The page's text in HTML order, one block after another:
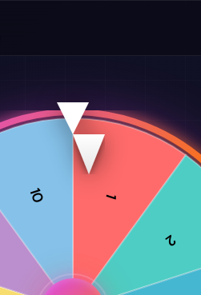
1
2
10